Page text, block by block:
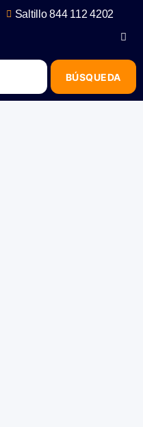
Saltillo 844 112 4202